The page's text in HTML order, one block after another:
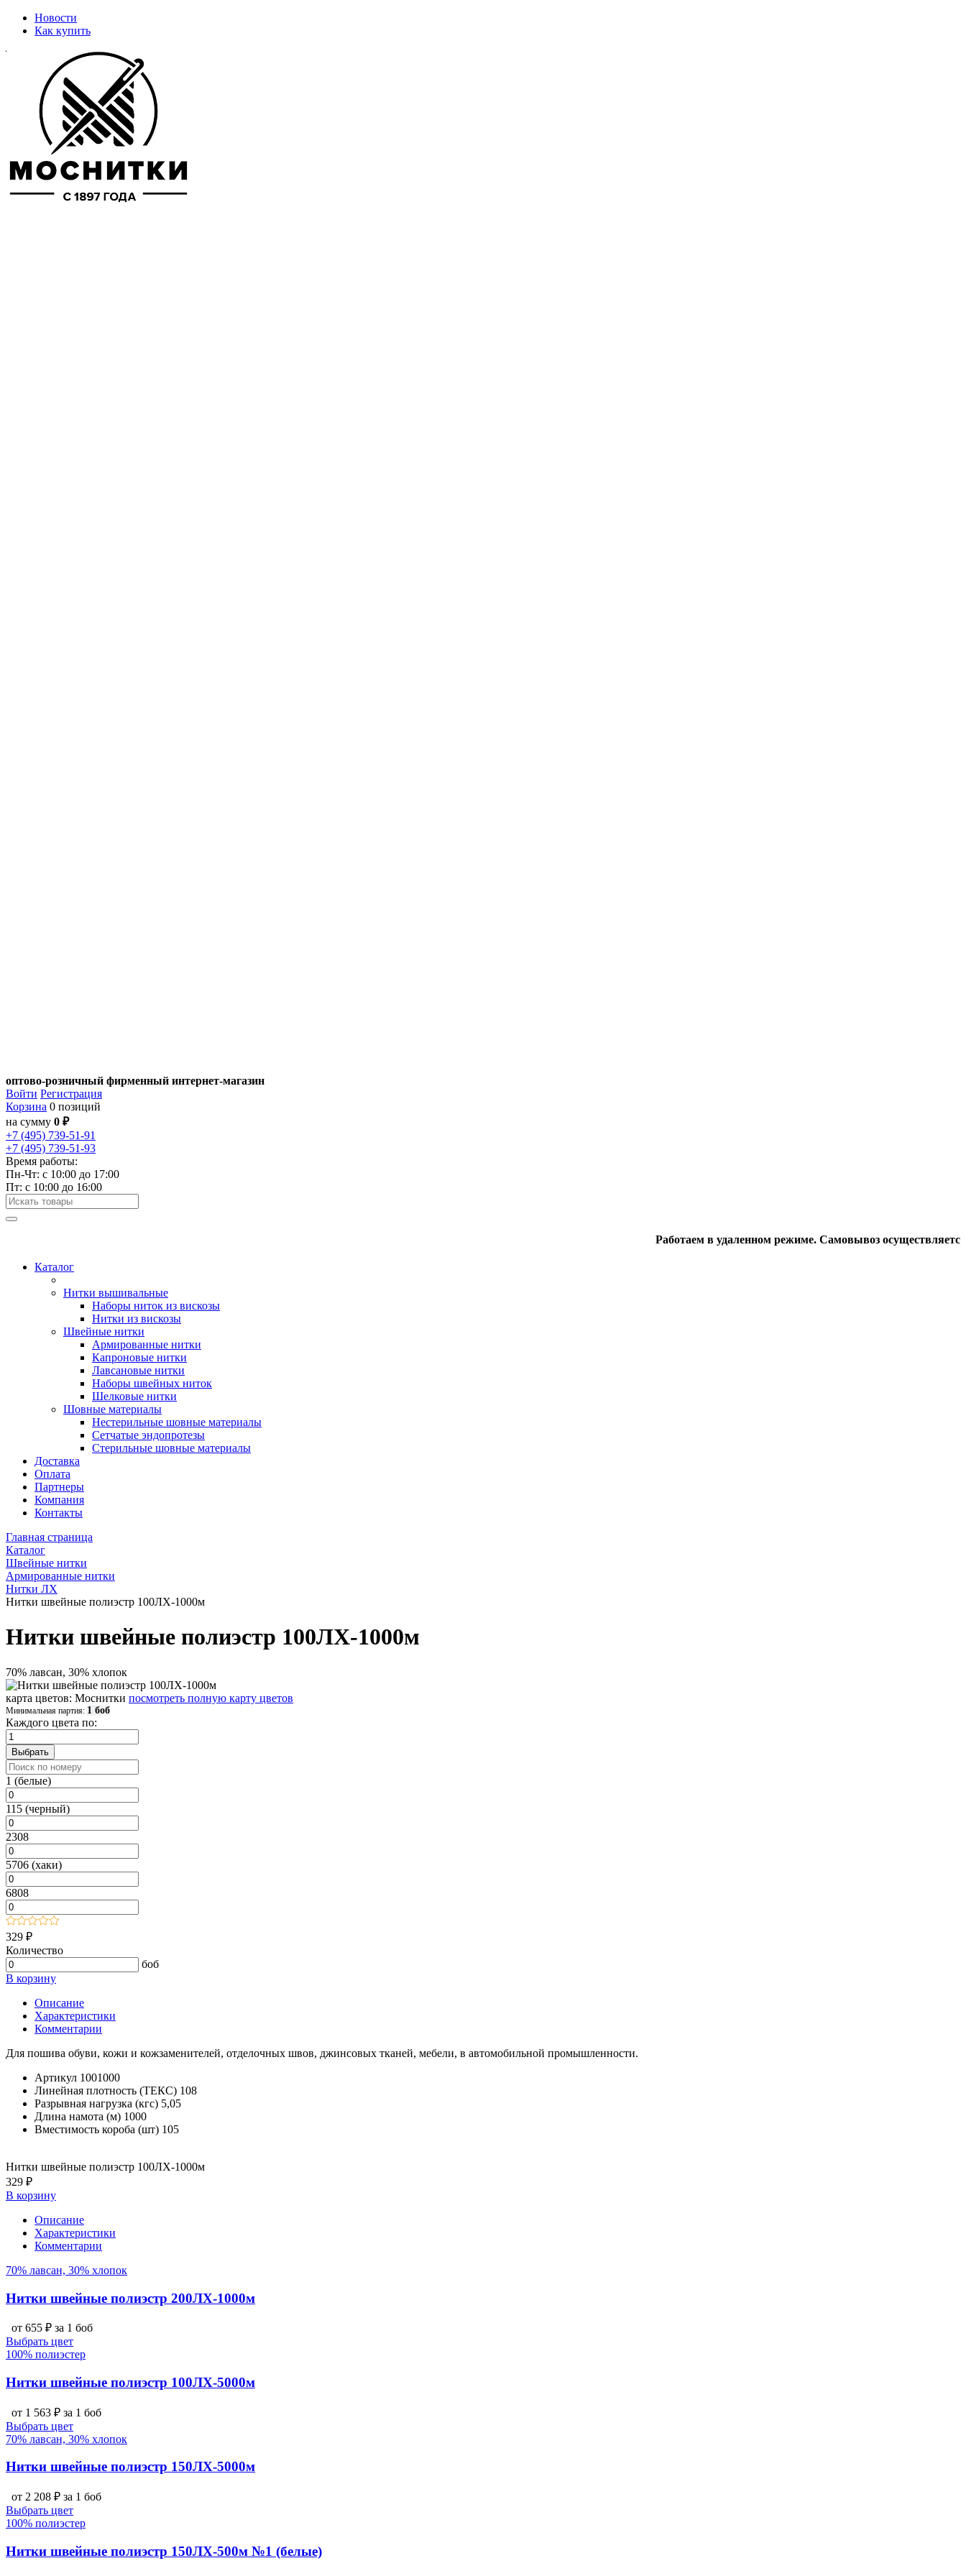
Новости
Как купить
оптово-розничный фирменный интернет-магазин
Войти Регистрация
Корзина 0 позиций
на сумму 0 ₽
+7 (495) 739-51-91
+7 (495) 739-51-93
Время работы:
Пн-Чт: c 10:00 до 17:00
Пт: с 10:00 до 16:00
Работаем в удаленном режиме. Самовывоз осуществляется по
Каталог
Нитки вышивальные
Наборы ниток из вискозы
Нитки из вискозы
Швейные нитки
Армированные нитки
Капроновые нитки
Лавсановые нитки
Наборы швейных ниток
Шелковые нитки
Шовные материалы
Нестерильные шовные материалы
Сетчатые эндопротезы
Стерильные шовные материалы
Доставка
Оплата
Партнеры
Компания
Контакты
Главная страница
Каталог
Швейные нитки
Армированные нитки
Нитки ЛХ
Нитки швейные полиэстр 100ЛХ-1000м
Нитки швейные полиэстр 100ЛХ-1000м
70% лавсан, 30% хлопок
карта цветов: Моснитки посмотреть полную карту цветов
Минимальная партия: 1 боб
Каждого цвета по:
1 (белые)
115 (черный)
2308
5706 (хаки)
6808
329 ₽
Количество
боб
В корзину
Описание
Характеристики
Комментарии
Для пошива обуви, кожи и кожзаменителей, отделочных швов, джинсовых тканей, мебели, в автомобильной промышленности.
Артикул 1001000
Линейная плотность (ТЕКС) 108
Разрывная нагрузка (кгс) 5,05
Длина намота (м) 1000
Вместимость короба (шт) 105
Нитки швейные полиэстр 100ЛХ-1000м
329 ₽
В корзину
Описание
Характеристики
Комментарии
70% лавсан, 30% хлопок
Нитки швейные полиэстр 200ЛХ-1000м
от 655 ₽ за 1 боб
Выбрать цвет
100% полиэстер
Нитки швейные полиэстр 100ЛХ-5000м
от 1 563 ₽ за 1 боб
Выбрать цвет
70% лавсан, 30% хлопок
Нитки швейные полиэстр 150ЛХ-5000м
от 2 208 ₽ за 1 боб
Выбрать цвет
100% полиэстер
Нитки швейные полиэстр 150ЛХ-500м №1 (белые)